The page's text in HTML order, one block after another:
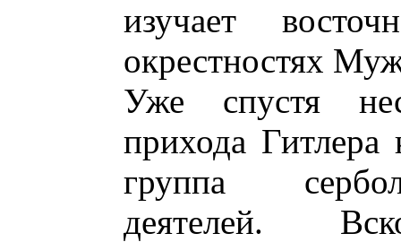
изучает
окрестностях
Уже спустя
прихода Гитлера
группа
деятелей.